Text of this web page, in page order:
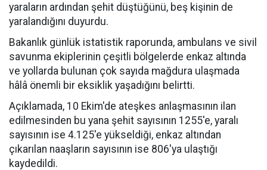
yaraların ardından şehit düştüğünü, beş kişinin de
yaralandığını duyurdu.
Bakanlık günlük istatistik raporunda, ambulans ve sivil
savunma ekiplerinin çeşitli bölgelerde enkaz altında
ve yollarda bulunan çok sayıda mağdura ulaşmada
hâlâ önemli bir eksiklik yaşadığını belirtti.
Açıklamada, 10 Ekim'de ateşkes anlaşmasının ilan
edilmesinden bu yana şehit sayısının 1255'e, yaralı
sayısının ise 4.125'e yükseldiği, enkaz altından
çıkarılan naaşların sayısının ise 806'ya ulaştığı
kaydedildi.